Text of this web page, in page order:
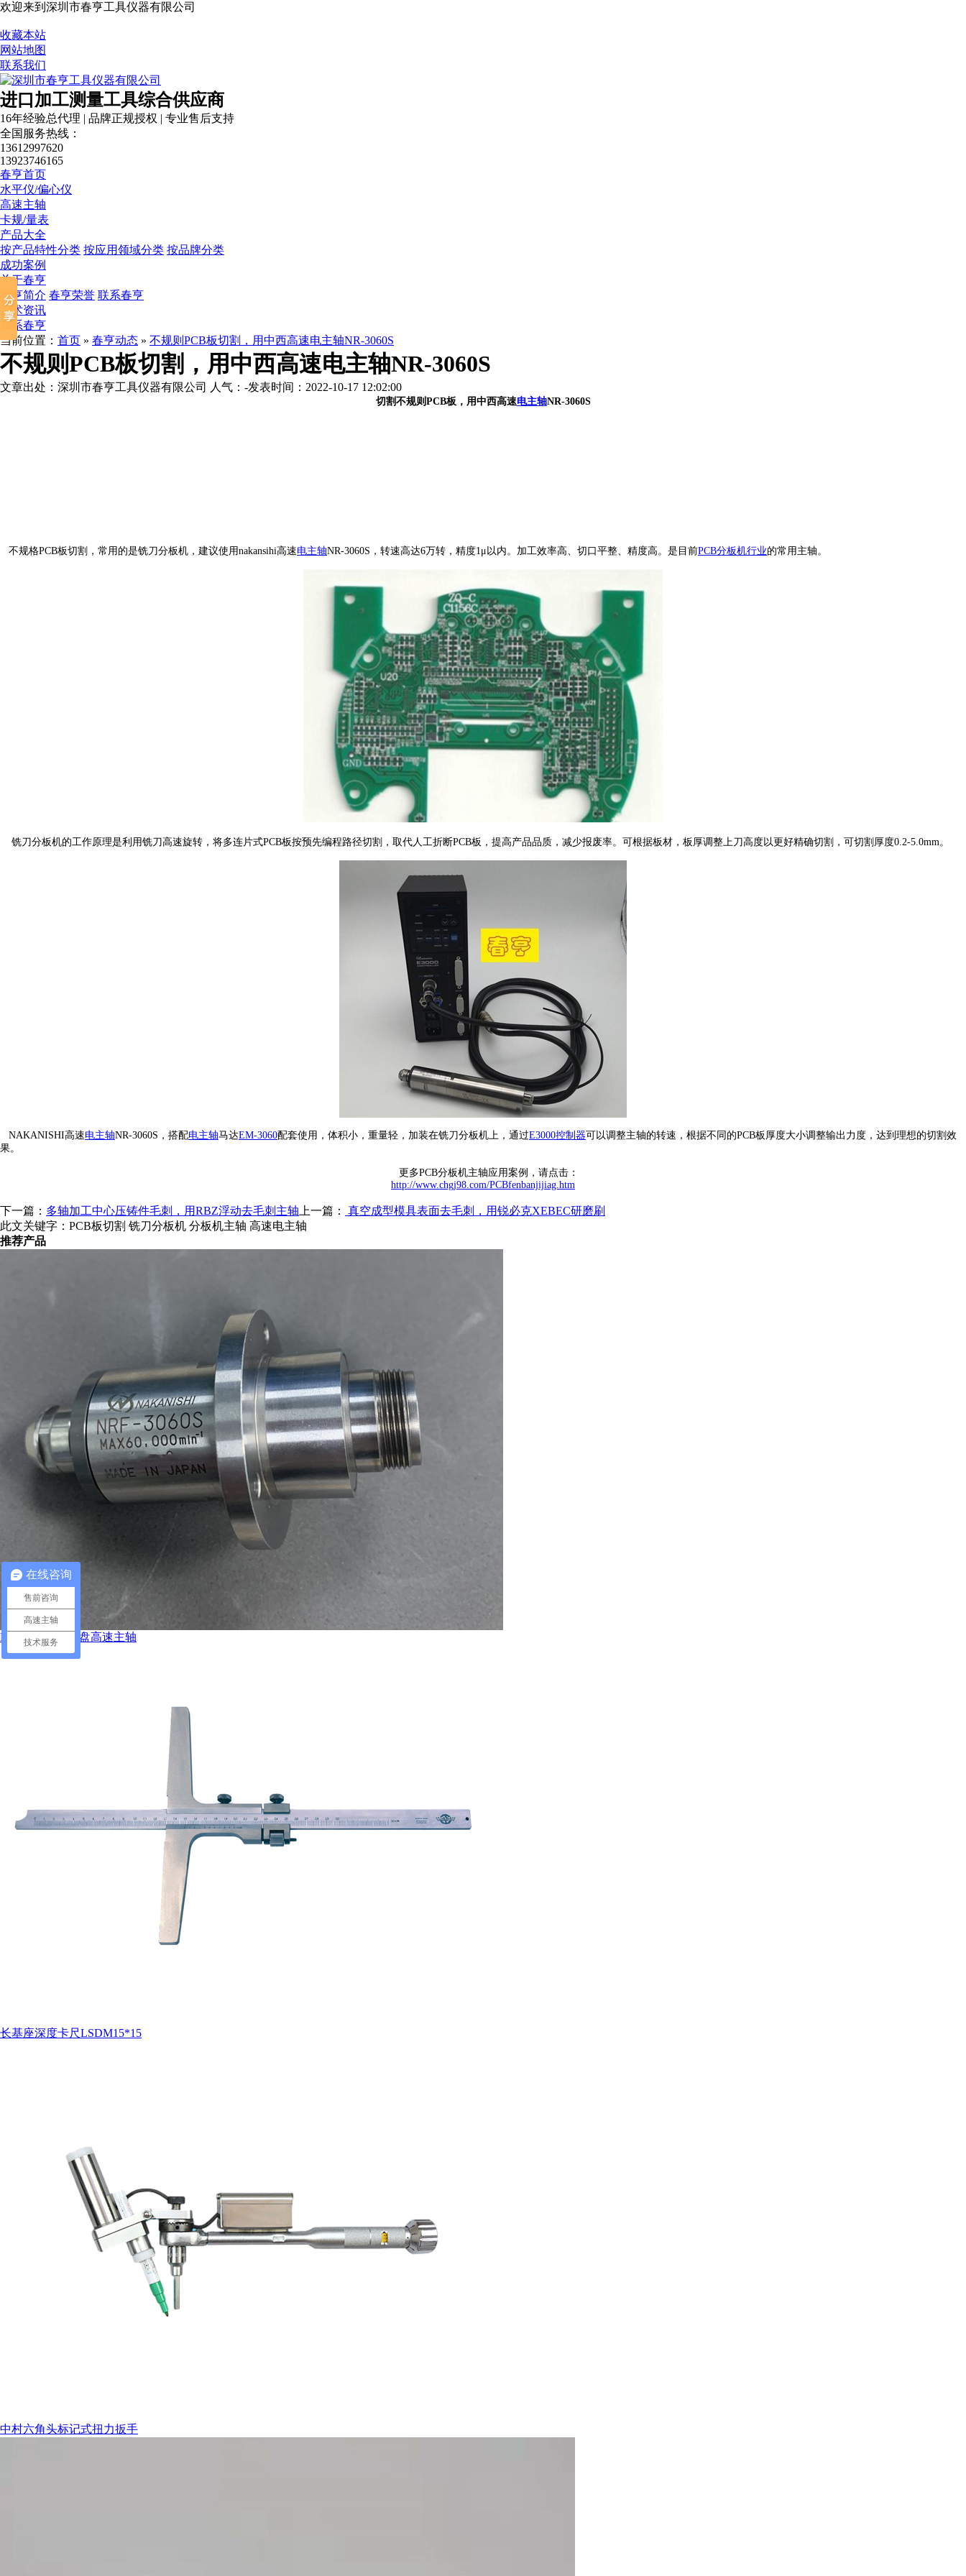
欢迎来到深圳市春亨工具仪器有限公司
收藏本站
网站地图
联系我们
进口加工测量工具综合供应商
16年经验总代理 | 品牌正规授权 | 专业售后支持
全国服务热线：
13612997620
13923746165
春亨首页
水平仪/偏心仪
高速主轴
卡规/量表
产品大全
按产品特性分类 按应用领域分类 按品牌分类
成功案例
关于春亨
春亨简介 春亨荣誉 联系春亨
技术资讯
联系春亨
当前位置： 首页 » 春亨动态 » 不规则PCB板切割，用中西高速电主轴NR-3060S
不规则PCB板切割，用中西高速电主轴NR-3060S
文章出处：深圳市春亨工具仪器有限公司 人气： -发表时间：2022-10-17 12:02:00
切割不规则PCB板，用中西高速电主轴NR-3060S
不规格PCB板切割，常用的是铣刀分板机，建议使用nakansihi高速电主轴NR-3060S，转速高达6万转，精度1μ以内。加工效率高、切口平整、精度高。是目前PCB分板机行业的常用主轴。
铣刀分板机的工作原理是利用铣刀高速旋转，将多连片式PCB板按预先编程路径切割，取代人工折断PCB板，提高产品品质，减少报废率。可根据板材，板厚调整上刀高度以更好精确切割，可切割厚度0.2-5.0mm。
NAKANISHI高速电主轴NR-3060S，搭配电主轴马达EM-3060配套使用，体积小，重量轻，加装在铣刀分板机上，通过E3000控制器可以调整主轴的转速，根据不同的PCB板厚度大小调整输出力度，达到理想的切割效
果。
更多PCB分板机主轴应用案例，请点击：
http://www.chgj98.com/PCBfenbanjijiag.htm
下一篇： 多轴加工中心压铸件毛刺，用RBZ浮动去毛刺主轴 上一篇：
真空成型模具表面去毛刺，用锐必克XEBEC研磨刷
此文关键字： PCB板切割 铣刀分板机 分板机主轴 高速电主轴
推荐产品
NRF-3060S法兰盘高速主轴
长基座深度卡尺LSDM15*15
中村六角头标记式扭力扳手
在线咨询
售前咨询
高速主轴
技术服务